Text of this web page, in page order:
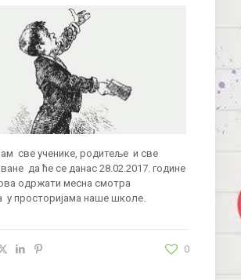
све ученике, родитеље и све
да ће се данас 28.02.2017. године
одржати месна смотра
у просторијама наше школе.
0